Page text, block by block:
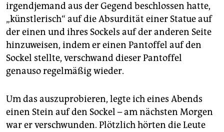
irgendjemand aus der Gegend beschlossen hatte,
„künstlerisch“ auf die Absurdität einer Statue auf
der einen und ihres Sockels auf der anderen Seite
hinzuweisen, indem er einen Pantoffel auf den
Sockel stellte, verschwand dieser Pantoffel
genauso regelmäßig wieder.
Um das auszuprobieren, legte ich eines Abends
einen Stein auf den Sockel – am nächsten Morgen
war er verschwunden. Plötzlich hörten die Leute